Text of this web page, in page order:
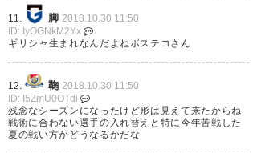
11. 脚 2018.10.30 11:50
ID: IyOGNkM2Yx
ギリシャ生まれなんだよねポステコさん
12. 鞠 2018.10.30 11:50
ID: I5ZmU0OTdi
残念なシーズンになったけど形は見えて来たからね
戦術に合わない選手の入れ替えと特に今年苦戦した
夏の戦い方がどうなるかだな